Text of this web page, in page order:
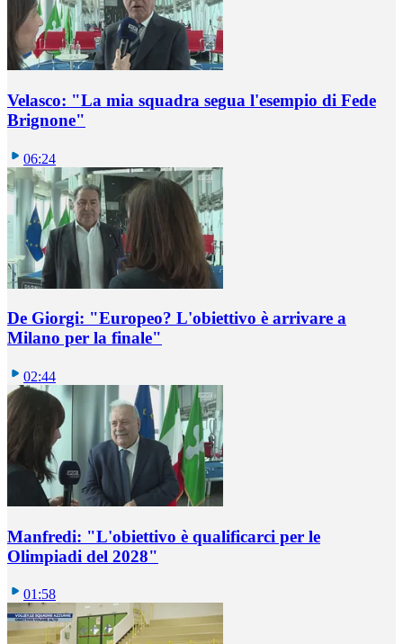
Velasco: "La mia squadra segua l'esempio di Fede
Brignone"
06:24
De Giorgi: "Europeo? L'obiettivo è arrivare a
Milano per la finale"
02:44
Manfredi: "L'obiettivo è qualificarci per le
Olimpiadi del 2028"
01:58